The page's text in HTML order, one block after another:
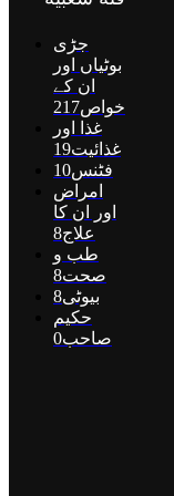
جڑی
بوٹیاں اور
ان کے
خواص217
غذا اور
غذائیت19
فٹنس10
امراض
اور ان کا
علاج8
طب و
صحت8
بیوٹی8
حکیم
صاحب0